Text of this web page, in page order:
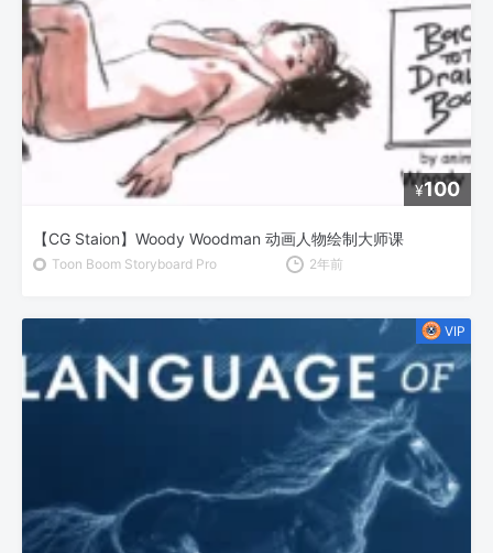
¥100
【CG Staion】Woody Woodman 动画人物绘制大师课
Toon Boom Storyboard Pro 2年前